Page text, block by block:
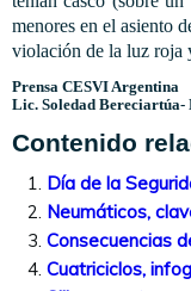
menores en el asiento
violación de la luz roja
Prensa CESVI Argentina
Lic. Soledad Bereciartúa-
Contenido
Día de la
Neumáticos,
Consecuencias
Cuatriciclos,